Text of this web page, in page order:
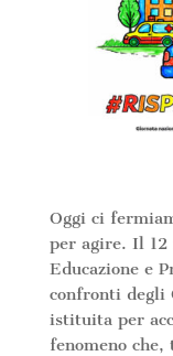
Oggi ci
per agire. Il 12
Educazione e
confronti degli
istituita per
fenomeno che,